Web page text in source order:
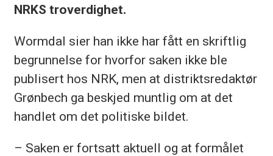
NRKS troverdighet.
Wormdal sier han ikke har fått en skriftlig
begrunnelse for hvorfor saken ikke ble
publisert hos NRK, men at distriktsredaktør
Grønbech ga beskjed muntlig om at det
handlet om det politiske bildet.
– Saken er fortsatt aktuell og at formålet